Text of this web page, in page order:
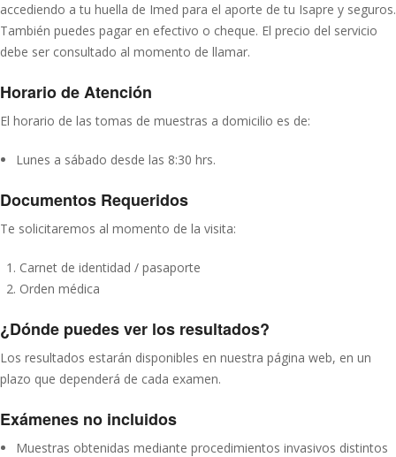
accediendo a tu huella de Imed para el aporte de tu Isapre y seguros.
También puedes pagar en efectivo o cheque. El precio del servicio
debe ser consultado al momento de llamar.
Horario de Atención
El horario de las tomas de muestras a domicilio es de:
Lunes a sábado desde las 8:30 hrs.
Documentos Requeridos
Te solicitaremos al momento de la visita:
Carnet de identidad / pasaporte
Orden médica
¿Dónde puedes ver los resultados?
Los resultados estarán disponibles en nuestra página web, en un
plazo que dependerá de cada examen.
Exámenes no incluidos
Muestras obtenidas mediante procedimientos invasivos distintos